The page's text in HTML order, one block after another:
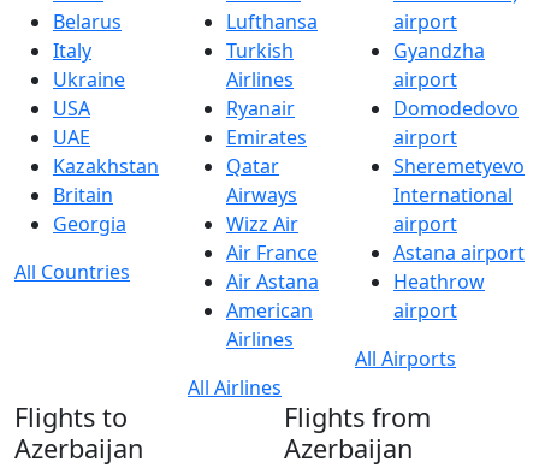
Belarus
Italy
Ukraine
USA
UAE
Kazakhstan
Britain
Georgia
All Countries
Lufthansa
Turkish
Airlines
Ryanair
Emirates
Qatar
Airways
Wizz Air
Air France
Air Astana
American
Airlines
All Airlines
airport
Gyandzha
airport
Domodedovo
airport
Sheremetyevo
International
airport
Astana airport
Heathrow
airport
All Airports
Flights to
Azerbaijan
Flights from
Azerbaijan